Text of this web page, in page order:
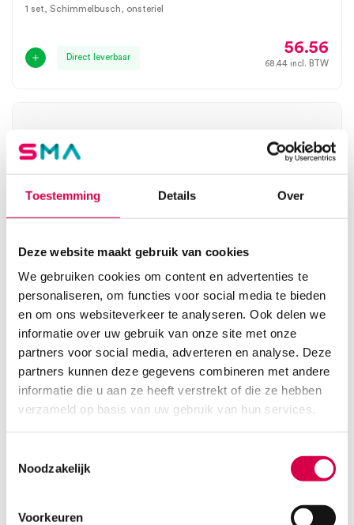
Toestemming Details Over
Deze website maakt gebruik van cookies
We gebruiken cookies om content en advertenties te
personaliseren, om functies voor social media te bieden
en om ons websiteverkeer te analyseren. Ook delen we
informatie over uw gebruik van onze site met onze
partners voor social media, adverteren en analyse. Deze
partners kunnen deze gegevens combineren met andere
informatie die u aan ze heeft verstrekt of die ze hebben
verzameld op basis van uw gebruik van hun services.
Noodzakelijk
Voorkeuren
1 set, Schimmelbusch, onsteriel
Direct leverbaar
56.56
68.44 incl. BTW
Schimmelbusch oorspuit incl. toebehoren,
150ml (set)
MEDIPHARCHEM
1 set, Schimmelbusch, onsteriel
53.46